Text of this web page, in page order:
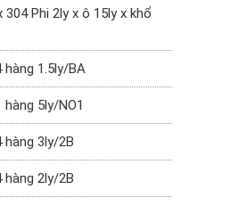
Phi 2ly x ô 15ly x khổ
hàng 1.5ly/BA
5ly/NO1
hàng 3ly/2B
hàng 2ly/2B